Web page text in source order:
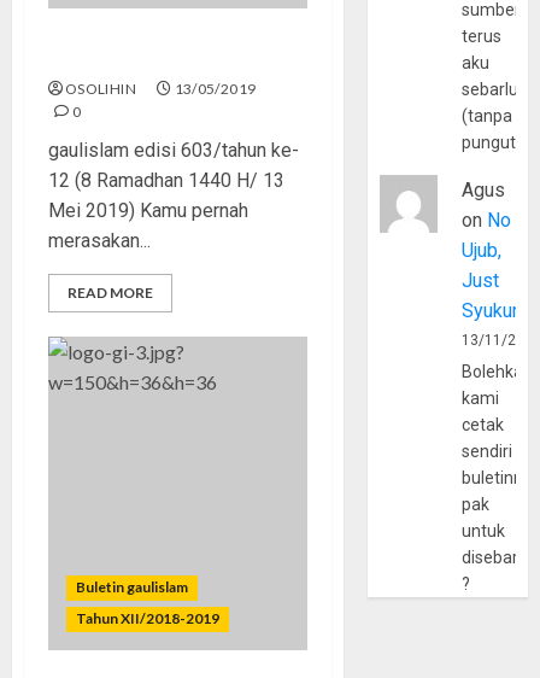
OSOLIHIN
13/05/2019
0
gaulislam edisi 603/tahun ke-
12 (8 Ramadhan 1440 H/ 13
Mei 2019) Kamu pernah
merasakan...
READ MORE
Buletin gaulislam
Tahun XII/2018-2019
sumber
terus
aku
(tanpa
Agus
on No
Ujub,
Just
Syukur
13/11/
Bolehkah
kami
cetak
sendiri
pak
untuk
?